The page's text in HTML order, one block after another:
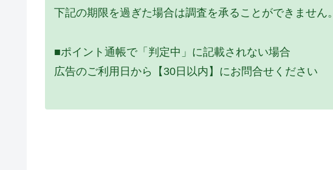
下記の期限を過ぎた場合は調査を承ることができません。
■ポイント通帳で「判定中」に記載されない場合
広告のご利用日から【30日以内】にお問合せください